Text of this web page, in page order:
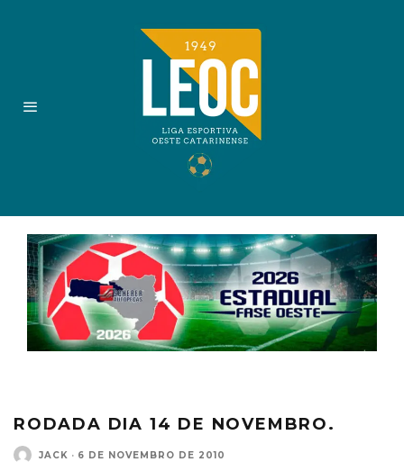
RODADA DIA 14 DE NOVEMBRO.
JACK · 6 DE NOVEMBRO DE 2010